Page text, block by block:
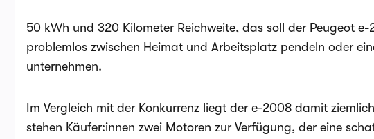
50 kWh und 320 Kilometer Reichweite, das soll der Peugeot
problemlos zwischen Heimat und Arbeitsplatz pendeln oder
unternehmen.
Im Vergleich mit der Konkurrenz liegt der e-2008 damit
stehen Käufer:innen zwei Motoren zur Verfügung, der eine